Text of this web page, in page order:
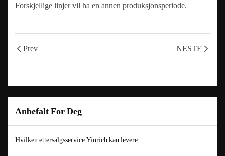
Forskjellige linjer vil ha en annen produksjonsperiode.
Prev NESTE
Anbefalt For Deg
Hvilken ettersalgsservice Yinrich kan levere.